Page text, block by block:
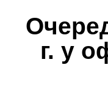
г. у